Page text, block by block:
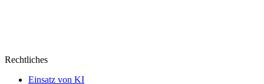
Rechtliches
Einsatz von KI